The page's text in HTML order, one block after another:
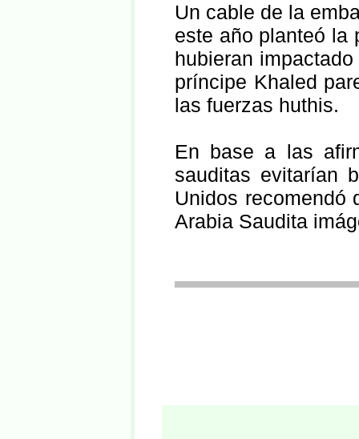
Un cable de la
este año planteó la
hubieran
príncipe Khaled
las fuerzas huthis.
En base a las
sauditas evitarían
Unidos recomendó
Arabia Saudita